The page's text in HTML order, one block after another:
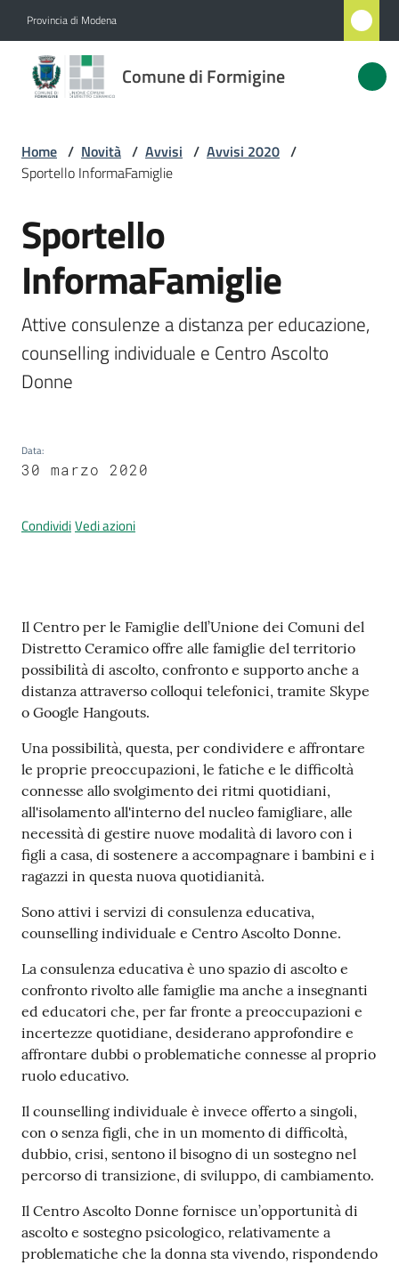
Provincia di Modena
Comune di Formigine
Comune
di
Novità
Menu selezionato
Servizi
Vivere
Formigine
Prenotazione
r
t
a
M
e
e
o
Tutti
gli
argomenti...
su
Home / Novità / Avvisi / Avvisi 2020 /
Sportello InformaFamiglie
Salta al contenuto
Sportello
InformaFamiglie
Attive consulenze a distanza per educazione,
counselling individuale e Centro Ascolto
Donne
Data:
30 marzo 2020
CondividiVedi azioni
Contenuto
Il Centro per le Famiglie dell’Unione dei Comuni del
Distretto Ceramico offre alle famiglie del territorio
possibilità di ascolto, confronto e supporto anche a
distanza attraverso colloqui telefonici, tramite Skype
o Google Hangouts.
Una possibilità, questa, per condividere e affrontare
le proprie preoccupazioni, le fatiche e le difficoltà
connesse allo svolgimento dei ritmi quotidiani,
all'isolamento all'interno del nucleo famigliare, alle
necessità di gestire nuove modalità di lavoro con i
figli a casa, di sostenere a accompagnare i bambini e i
ragazzi in questa nuova quotidianità.
Sono attivi i servizi di consulenza educativa,
counselling individuale e Centro Ascolto Donne.
La consulenza educativa è uno spazio di ascolto e
confronto rivolto alle famiglie ma anche a insegnanti
ed educatori che, per far fronte a preoccupazioni e
incertezze quotidiane, desiderano approfondire e
affrontare dubbi o problematiche connesse al proprio
ruolo educativo.
Il counselling individuale è invece offerto a singoli,
con o senza figli, che in un momento di difficoltà,
dubbio, crisi, sentono il bisogno di un sostegno nel
percorso di transizione, di sviluppo, di cambiamento.
Il Centro Ascolto Donne fornisce un’opportunità di
ascolto e sostegno psicologico, relativamente a
problematiche che la donna sta vivendo, rispondendo